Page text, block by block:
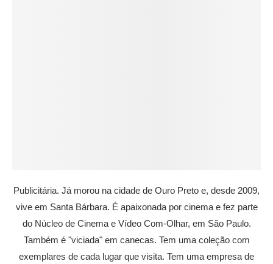
Publicitária. Já morou na cidade de Ouro Preto e, desde 2009,
vive em Santa Bárbara. É apaixonada por cinema e fez parte
do Núcleo de Cinema e Vídeo Com-Olhar, em São Paulo.
Também é "viciada" em canecas. Tem uma coleção com
exemplares de cada lugar que visita. Tem uma empresa de